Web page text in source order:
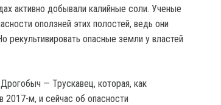
активно добывали калийные соли. Ученые
оползней этих полостей, ведь они
рекультивировать опасные земли у властей
— Трускавец, которая, как
м, и сейчас об опасности